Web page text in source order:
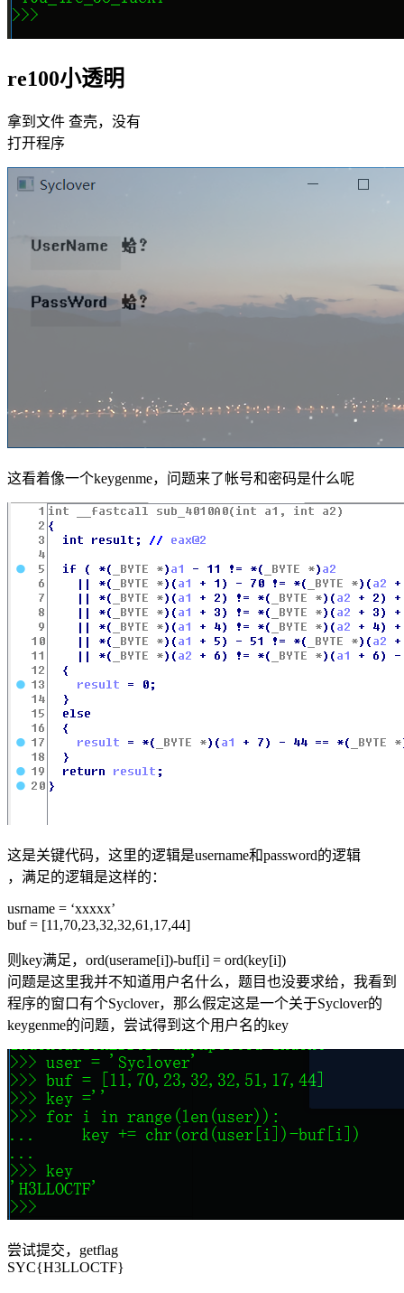
re100小透明
拿到文件 查壳，没有
打开程序
这看着像一个keygenme，问题来了帐号和密码是什么呢
这是关键代码，这里的逻辑是username和password的逻辑
，满足的逻辑是这样的：
usrname = ‘xxxxx’
buf = [11,70,23,32,32,61,17,44]
则key满足，ord(userame[i])-buf[i] = ord(key[i])
问题是这里我并不知道用户名什么，题目也没要求给，我看到
程序的窗口有个Syclover，那么假定这是一个关于Syclover的
keygenme的问题，尝试得到这个用户名的key
尝试提交，getflag
SYC{H3LLOCTF}